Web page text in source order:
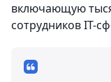
включающую
сотрудников IT-